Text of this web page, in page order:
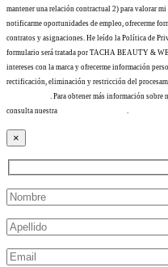
mantener una relación contractual 2) para valorar
notificarme oportunidades de empleo, ofrecerme
contratos y asignaciones. He leído la Política de
formulario será tratada por TACHA BEAUTY &
intereses con la marca y ofrecerme información
rectificación, eliminación y restricción del
. Para obtener más información sobre
consulta nuestra
.
×